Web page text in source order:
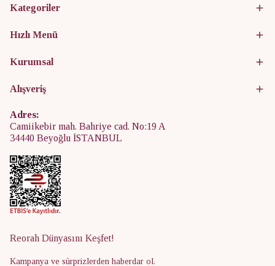
Kategoriler
Hızlı Menü
Kurumsal
Alışveriş
Adres:
Camiikebir mah. Bahriye cad. No:19 A
34440 Beyoğlu İSTANBUL
Reorah Dünyasını Keşfet!
Kampanya ve sürprizlerden haberdar ol.